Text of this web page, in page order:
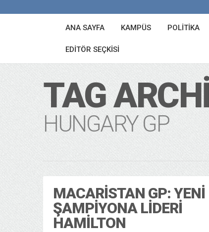
ANA SAYFA KAMPÜS POLITIKA
EDITÖR SEÇKISI
TAG
HUNGARY GP
MACARISTAN GP: YENI
ŞAMPIYONA LIDERI
HAMILTON